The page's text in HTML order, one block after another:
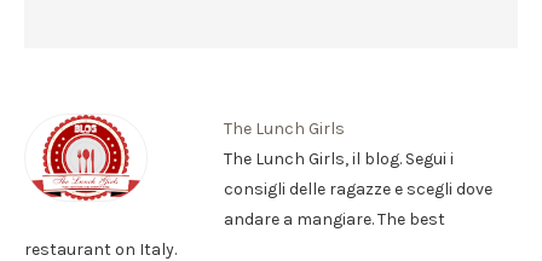
The Lunch Girls
The Lunch Girls, il blog. Segui i
consigli delle ragazze e scegli dove
andare a mangiare. The best
restaurant on Italy.